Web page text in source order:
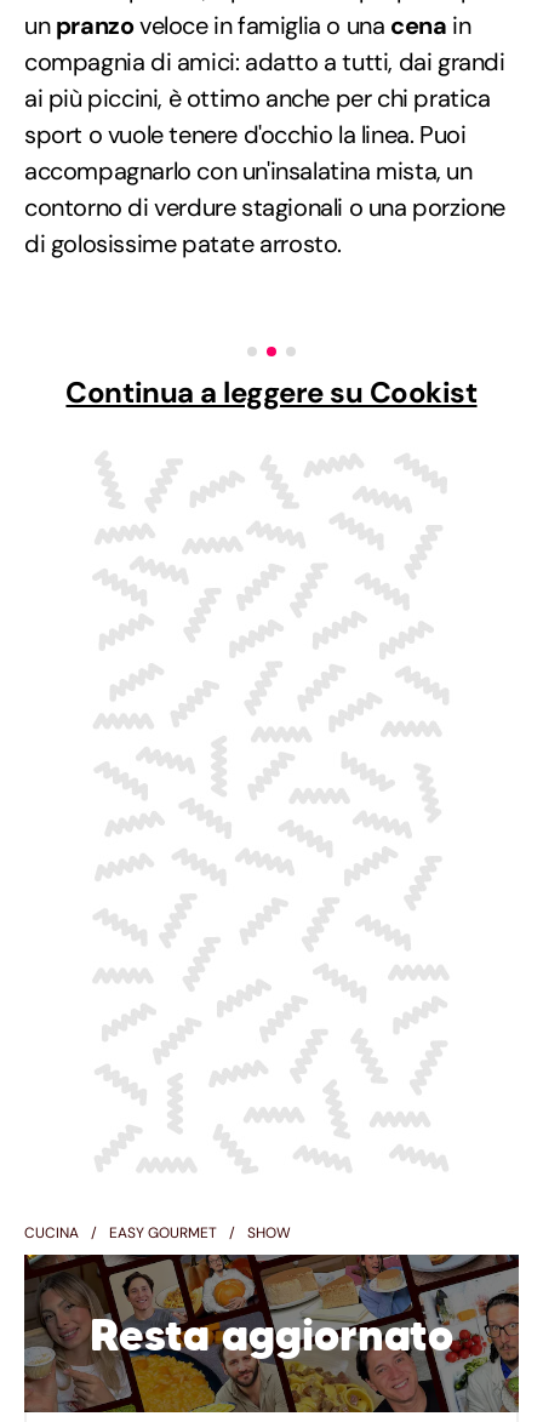
unpranzoveloce in famiglia o una cena in
compagnia di amici: adatto a tutti, dai grandi
ai più piccini, è ottimo anche per chi pratica
sport o vuole tenere d'occhio la linea. Puoi
accompagnarlo con un'insalatina mista, un
contorno di verdure stagionali o una porzione
di golosissime patate arrosto.
Continua a leggere su Cookist
CUCINA EASY GOURMET SHOW
Resta aggiornato